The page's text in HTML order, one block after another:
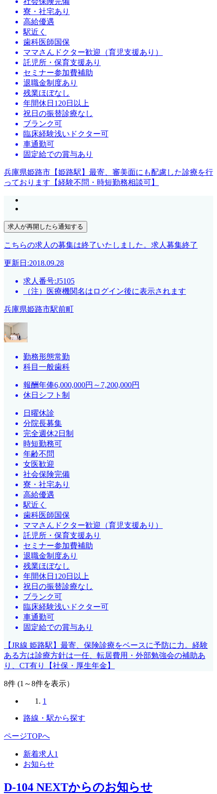
寮・社宅あり
高給優遇
駅近く
歯科医師国保
ママさんドクター歓迎（育児支援あり）
託児所・保育支援あり
セミナー参加費補助
退職金制度あり
残業ほぼなし
年間休日120日以上
祝日の振替診療なし
ブランク可
臨床経験浅いドクター可
車通勤可
固定給での賞与あり
兵庫県姫路市【姫路駅】最寄、審美面にも配慮した診療を行
っております【経験不問・時短勤務相談可】
こちらの求人の募集は終了いたしました。 求人募集終了
更新日:2018.09.28
求人番号:J5105
（注）医療機関名はログイン後に表示されます
兵庫県姫路市駅前町
勤務形態常勤
科目 一般歯科
報酬年俸6,000,000円～7,200,000円
休日 シフト制
日曜休診
分院長募集
完全週休2日制
時短勤務可
年齢不問
女医歓迎
社会保険完備
寮・社宅あり
高給優遇
駅近く
歯科医師国保
ママさんドクター歓迎（育児支援あり）
託児所・保育支援あり
セミナー参加費補助
退職金制度あり
残業ほぼなし
年間休日120日以上
祝日の振替診療なし
ブランク可
臨床経験浅いドクター可
車通勤可
固定給での賞与あり
【JR線 姫路駅】最寄、保険診療をベースに予防に力。経験
ある方は診療方針は一任、転居費用・外部勉強会の補助あ
り、CT有り【社保・厚生年金】
8件 (1～8件を表示）
1
路線・駅から探す
ページTOPへ
新着求人 1
お知らせ
D-104 NEXTからのお知らせ